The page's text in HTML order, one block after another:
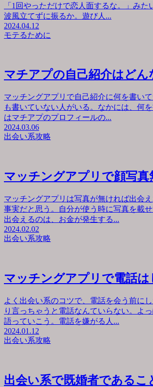
「1回やっただけで恋人面するな。」み
波風立てずに振るか。遊び人...
2024.04.12
モテるために
マチアプの自己紹介はどん
マッチングアプリで自己紹介に何を書い
も書いていない人がいる。なかには、何
はマチアプのプロフィールの...
2024.03.06
出会い系攻略
マッチングアプリで顔写
マッチングアプリは写真が無ければ出会
事実だと思う。自分が使う時に写真を載
出会えるのは、お金が発生する...
2024.02.02
出会い系攻略
マッチングアプリで電話
よく出会い系のコツで、電話を会う前に
り言っちゃうと電話なんていらない。よ
語っていこう。電話を嫌がる人...
2024.01.12
出会い系攻略
出会い系で既婚者であるこ